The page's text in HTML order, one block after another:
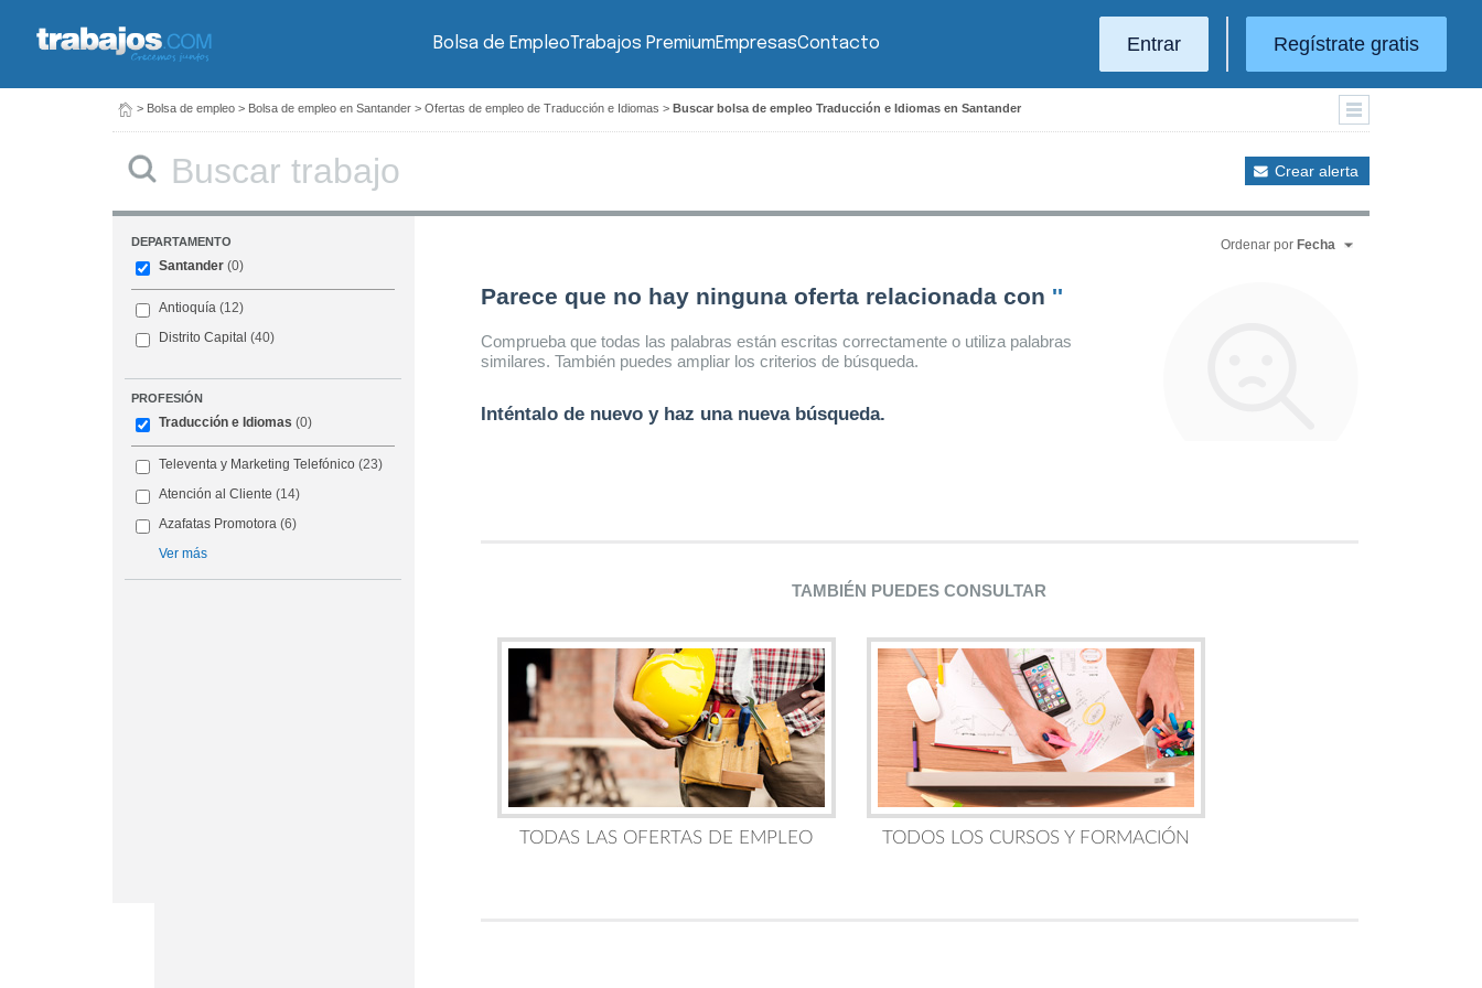
Bolsa de EmpleoTrabajos PremiumEmpresasContacto Entrar Regístrate gratis
> Bolsa de empleo > Bolsa de empleo en Santander > Ofertas de empleo de Traducción e Idiomas > Buscar bolsa de empleo Traducción e Idiomas en Santander
Crear alerta
DEPARTAMENTO
Santander (0)
Antioquía (12)
Distrito Capital (40)
PROFESIÓN
Traducción e Idiomas (0)
Televenta y Marketing Telefónico (23)
Atención al Cliente (14)
Azafatas Promotora (6)
Ver más
Ordenar por Fecha
Parece que no hay ninguna oferta relacionada con ''
Comprueba que todas las palabras están escritas correctamente o utiliza palabras
similares. También puedes ampliar los criterios de búsqueda.
Inténtalo de nuevo y haz una nueva búsqueda.
TAMBIÉN PUEDES CONSULTAR
TODAS LAS OFERTAS DE EMPLEO TODOS LOS CURSOS Y FORMACIÓN